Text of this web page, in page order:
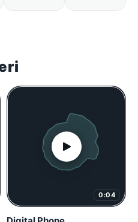
0:04